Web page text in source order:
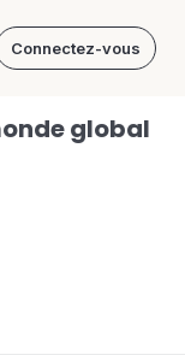
Connectez-vous
global